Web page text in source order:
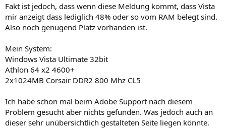
Fakt ist jedoch, dass wenn diese Meldung kommt, dass Vista
mir anzeigt dass lediglich 48% oder so vom RAM belegt sind.
Also noch genügend Platz vorhanden ist.
Mein System:
Windows Vista Ultimate 32bit
Athlon 64 x2 4600+
2x1024MB Corsair DDR2 800 Mhz CL5
Ich habe schon mal beim Adobe Support nach diesem
Problem gesucht aber nichts gefunden. Was jedoch auch an
dieser sehr unübersichtlich gestalteten Seite liegen könnte.